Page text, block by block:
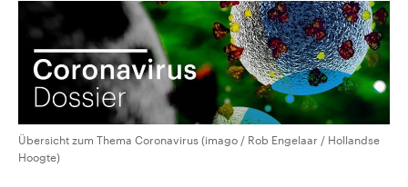
Übersicht zum Thema Coronavirus (imago / Rob Engelaar / Hollandse
Hoogte)